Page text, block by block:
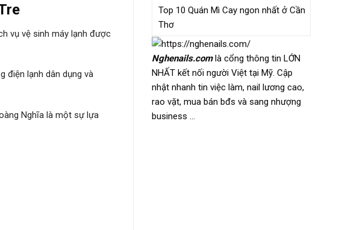
vụ vệ sinh máy lạnh được
điện lạnh dân dụng và
Nghĩa là một sự lựa
Top 10 Quán Mì Cay ngon nhất ở Cần
Thơ
Nghenails.comlà cổng thông tin LỚN
NHẤT kết nối người Việt tại Mỹ. Cập
nhật nhanh tin việc làm, nail lương cao,
rao vặt, mua bán bđs và sang nhượng
business …